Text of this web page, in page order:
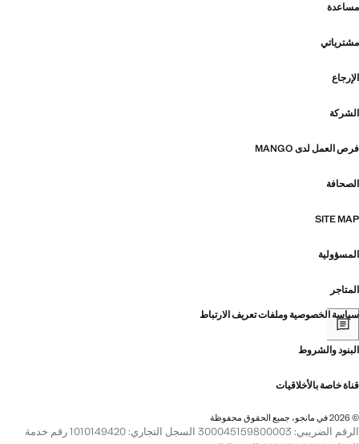
مساعدة
مشترياتي
الإرجاع
الشركة
فرص العمل لدى MANGO
الصحافة
SITE MAP
المسؤولية
المتاجر
سياسة الخصوصية وملفات تعريف الارتباط
البنود والشروط
قناة خاصة بالأخلاقيات
© 2026 في مانجو، جميع الحقوق محفوظة
الرقم الضريبي: 300045159800003 السجل التجاري: 1010149420 رقم خدمة